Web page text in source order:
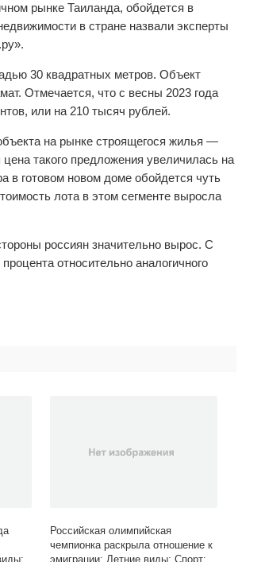
рынке Таиланда, обойдется в
в стране назвали эксперты
30 квадратных метров. Объект
Отмечается, что с весны 2023 года
или на 210 тысяч рублей.
на рынке строящегося жилья —
такого предложения увеличилась на
в готовом новом доме обойдется чуть
лота в этом сегменте выросла
россиян значительно вырос. С
относительно аналогичного
Российская олимпийская
чемпионка раскрыла отношение к
эмиграции: Летние виды: Спорт: